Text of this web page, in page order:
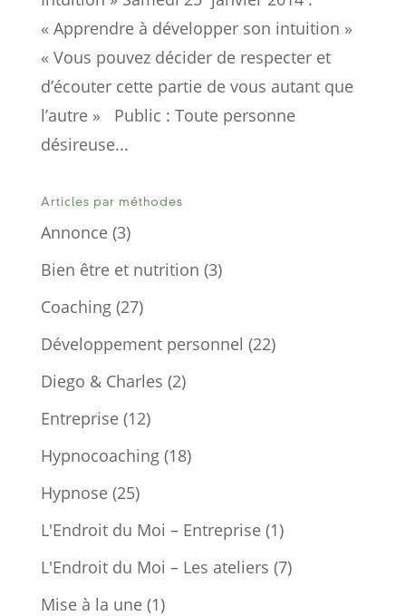
« Apprendre à développer son intuition »
« Vous pouvez décider de respecter et
d’écouter cette partie de vous autant que
l’autre » Public : Toute personne
désireuse...
Articles par méthodes
Annonce(3)
Bien être et nutrition (3)
Coaching(27)
Développement personnel (22)
Diego & Charles (2)
Entreprise(12)
Hypnocoaching(18)
Hypnose(25)
L'Endroit du Moi – Entreprise(1)
L'Endroit du Moi – Les ateliers (7)
Mise à la une(1)